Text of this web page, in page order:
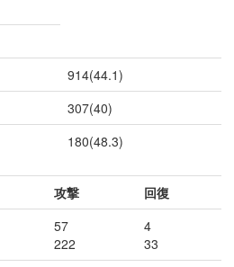
914(44.1)
307(40)
180(48.3)
攻撃
回復
57
222
4
33